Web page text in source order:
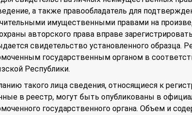
а также правообладатель для
имущественными правами на
авторского права вправе
свидетельство установленного образца.
государственным органом в
Республики.
такого лица сведения, относящиеся к
в реестр, могут быть опубликованы в
государственного органа. Объем и